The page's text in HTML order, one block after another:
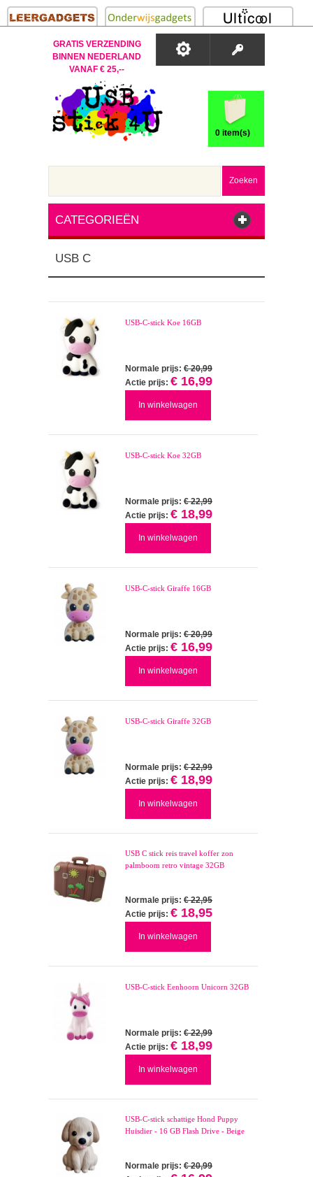
GRATIS VERZENDING
BINNEN NEDERLAND
VANAF € 25,--
0 item(s)
Zoeken
CATEGORIEËN
USB C
USB-C-stick Koe 16GB
Normale prijs: € 20,99
Actie prijs: € 16,99
In winkelwagen
USB-C-stick Koe 32GB
Normale prijs: € 22,99
Actie prijs: € 18,99
In winkelwagen
USB-C-stick Giraffe 16GB
Normale prijs: € 20,99
Actie prijs: € 16,99
In winkelwagen
USB-C-stick Giraffe 32GB
Normale prijs: € 22,99
Actie prijs: € 18,99
In winkelwagen
USB C stick reis travel koffer zon
palmboom retro vintage 32GB
Normale prijs: € 22,95
Actie prijs: € 18,95
In winkelwagen
USB-C-stick Eenhoorn Unicorn 32GB
Normale prijs: € 22,99
Actie prijs: € 18,99
In winkelwagen
USB-C-stick schattige Hond Puppy
Huisdier - 16 GB Flash Drive - Beige
Normale prijs: € 20,99